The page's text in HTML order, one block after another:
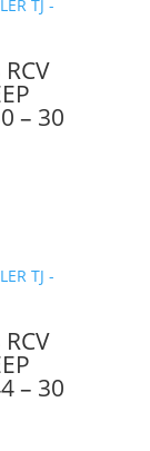
– 30
– 30